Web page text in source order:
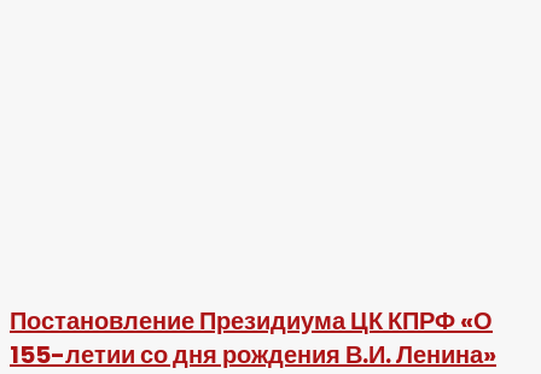
Постановление Президиума ЦК КПРФ «О
155-летии со дня рождения В.И. Ленина»